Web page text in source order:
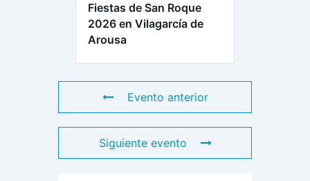
Fiestas de San Roque
2026 en Vilagarcía de
Arousa
Evento anterior
Siguiente evento